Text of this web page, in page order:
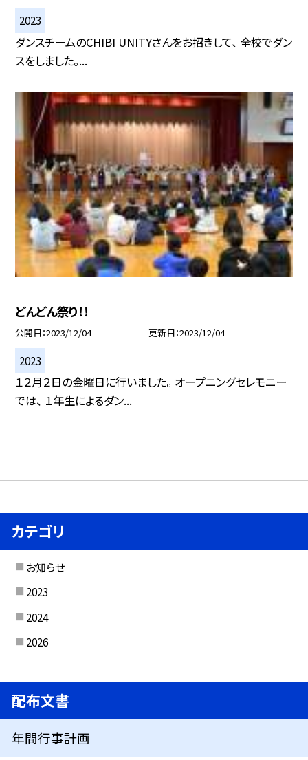
2023
ダンスチームのCHIBI UNITYさんをお招きして、 全校でダン
スをしました。...
どんどん祭り！！
公開日 2023/12/04 更新日 2023/12/04
2023
１２月２日の金曜日に行いました。 オープニングセレモニー
では、 １年生によるダン...
カテゴリ
お知らせ
2023
2024
2026
配布文書
年間行事計画